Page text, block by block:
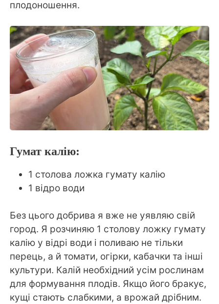
плодоношення.
Гумат калію:
1 столова ложка гумату калію
1 відро води
Без цього добрива я вже не уявляю свій
город. Я розчиняю 1 столову ложку гумату
калію у відрі води і поливаю не тільки
перець, а й томати, огірки, кабачки та інші
культури. Калій необхідний усім рослинам
для формування плодів. Якщо його бракує,
кущі стають слабкими, а врожай дрібним.